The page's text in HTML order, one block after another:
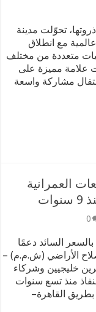
تحوّلت مدينة
مع انطلاق
متعددة من مختلف
مميزة على
مشاركة واسعة
السائد دعمًا
الأراضي (ش.م.م) –
وشركاء
منذ تسع سنوات
الأرض الواقعة بالكيلو (48) بطريق القاهرة–